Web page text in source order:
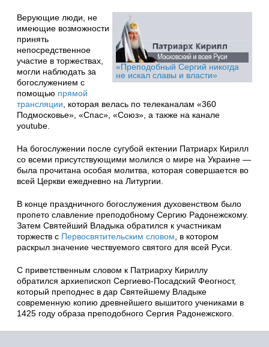
«Преподобный Сергий никогда
не искал славы и власти»
Верующие люди, не
имеющие возможности
принять
непосредственное
участие в торжествах,
могли наблюдать за
богослужением с
помощью прямой
трансляции , которая велась по телеканалам «360
Подмосковье», «Спас», «Союз», а также на канале
youtube.
На богослужении после сугубой ектении Патриарх Кирилл
со всеми присутствующими молился о мире на Украине —
была прочитана особая молитва, которая совершается во
всей Церкви ежедневно на Литургии.
В конце праздничного богослужения духовенством было
пропето славление преподобному Сергию Радонежскому.
Затем Святейший Владыка обратился к участникам
торжеств с Первосвятительским словом , в котором
раскрыл значение чествуемого святого для всей Руси.
С приветственным словом к Патриарху Кириллу
обратился архиепископ Сергиево-Посадский Феогност,
который преподнес в дар Святейшему Владыке
современную копию древнейшего вышитого учениками в
1425 году образа преподобного Сергия Радонежского.